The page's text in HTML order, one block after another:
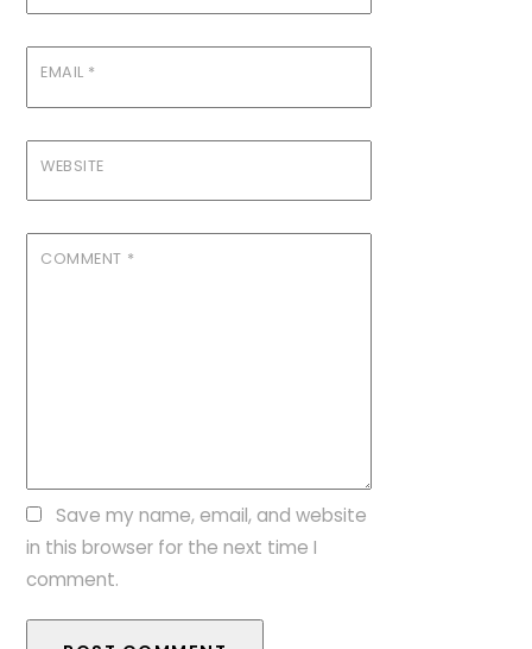
EMAIL *
WEBSITE
COMMENT *
Save my name, email, and website
in this browser for the next time I
comment.